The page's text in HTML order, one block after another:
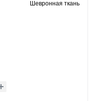
Шевронная ткань